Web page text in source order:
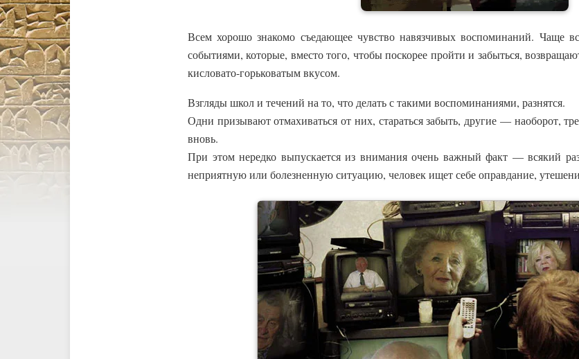
Всем хорошо знакомо съедающее чувство навязчивых воспоминаний. Чаще
событиями, которые, вместо того, чтобы поскорее пройти и забыться,
кисловато-горьковатым вкусом.
Взгляды школ и течений на то, что делать с такими воспоминаниями, разнятся.
Одни призывают отмахиваться от них, стараться забыть, другие — наоборот,
вновь.
При этом нередко выпускается из внимания очень важный факт — всякий
неприятную или болезненную ситуацию, человек ищет себе оправдание,